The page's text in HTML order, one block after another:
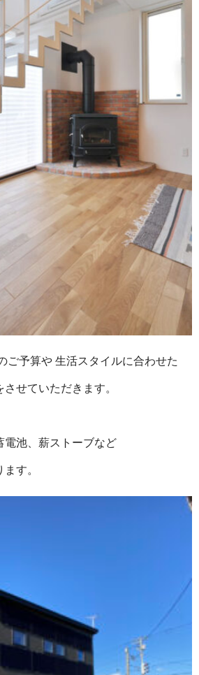
ご予算や 生活スタイルに合わせた
させていただきます。
電池、薪ストーブなど
す。